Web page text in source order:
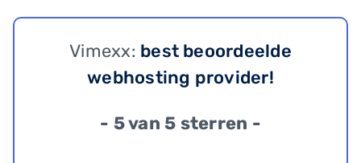
Vimexx: best beoordeelde
webhosting provider!
- 5 van 5 sterren -